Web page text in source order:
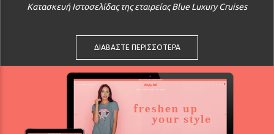
Κατασκευή Ιστοσελίδας της εταιρείας Blue Luxury Cruises
ΔΙΑΒΑΣΤΕ ΠΕΡΙΣΣΟΤΕΡΑ